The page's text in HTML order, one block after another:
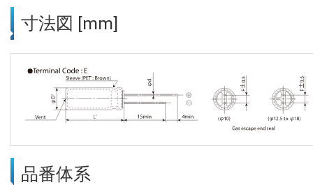
寸法図 [mm]
品番体系